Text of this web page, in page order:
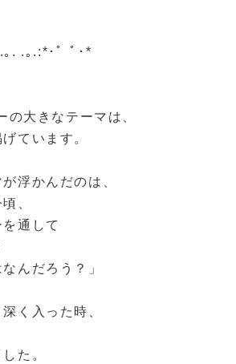
. .｡.:*･゜ﾟ･*
の大きなテーマは、
ています。
浮かんだのは、
、
を通して
んだろう？」
く入った時、
た。